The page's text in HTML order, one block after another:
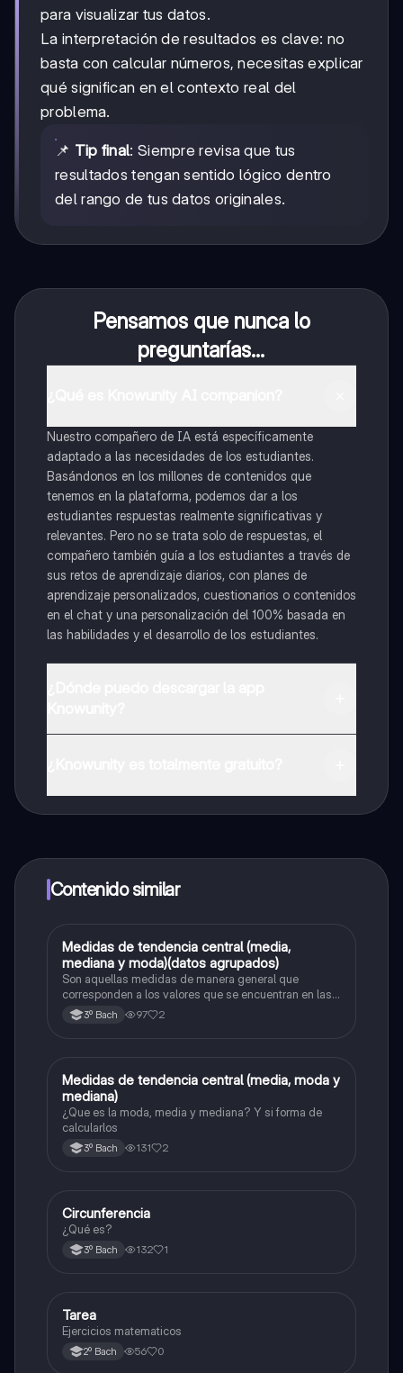
para visualizar tus datos.
La interpretación de resultados es clave: no
basta con calcular números, necesitas explicar
qué significan en el contexto real del
problema.
📌 Tip final: Siempre revisa que tus
resultados tengan sentido lógico dentro
del rango de tus datos originales.
Pensamos que nunca lo
preguntarías...
Nuestro compañero de IA está específicamente
adaptado a las necesidades de los estudiantes.
Basándonos en los millones de contenidos que
tenemos en la plataforma, podemos dar a los
estudiantes respuestas realmente significativas y
relevantes. Pero no se trata solo de respuestas, el
compañero también guía a los estudiantes a través de
sus retos de aprendizaje diarios, con planes de
aprendizaje personalizados, cuestionarios o contenidos
en el chat y una personalización del 100% basada en
las habilidades y el desarrollo de los estudiantes.
a determinadas funciones.
Contenido similar
Cálculo integral
Medidas de tendencia central (media,
mediana y moda)(datos agrupados)
Son aquellas medidas de manera general que
corresponden a los valores que se encuentran en las
partes centrales de un conjunto de datos, en pocas
3º Bach 97 2
Probabilidad y estadística
Medidas de tendencia central (media, moda y
mediana)
¿Que es la moda, media y mediana? Y si forma de
calcularlos
3º Bach 131 2
Geometría y trigonometría
Circunferencia
¿Qué es?
3º Bach 132 1
Matemáticas
Tarea
Ejercicios matematicos
2º Bach 56 0